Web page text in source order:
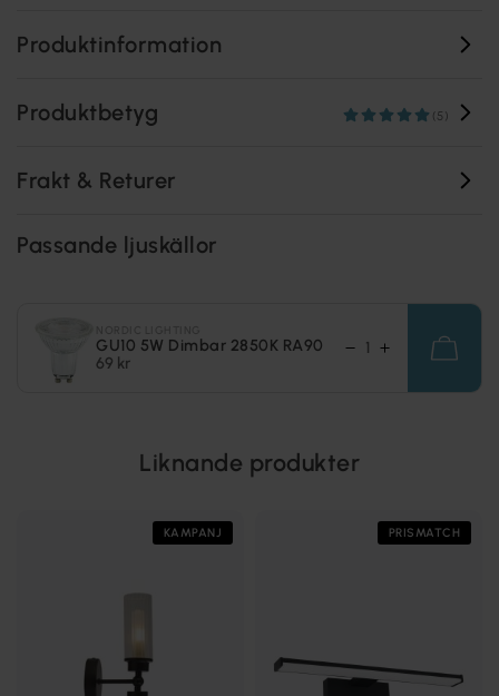
Produktinformation
Produktbetyg (5)
Frakt & Returer
Passande ljuskällor
GU10 5W Dimbar 2850K RA90
69 kr
Liknande produkter
KAMPANJ PRISMATCH